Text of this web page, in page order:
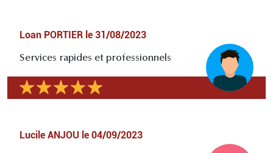
Loan PORTIER le 31/08/2023
Services rapides et professionnels
Lucile ANJOU le 04/09/2023